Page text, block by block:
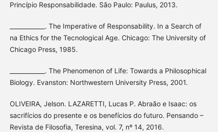
Princípio Responsabilidade. São Paulo: Paulus, 2013.
____________. The Imperative of Responsability. In a Search of
na Ethics for the Tecnological Age. Chicago: The University of
Chicago Press, 1985.
____________. The Phenomenon of Life: Towards a Philosophical
Biology. Evanston: Northwestern University Press, 2001.
OLIVEIRA, Jelson. LAZARETTI, Lucas P. Abraão e Isaac: os
sacrifícios do presente e os benefícios do futuro. Pensando –
Revista de Filosofia, Teresina, vol. 7, nº 14, 2016.